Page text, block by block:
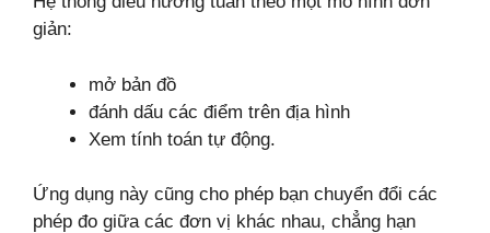
giản:
mở bản đồ
đánh dấu các điểm trên địa hình
Xem tính toán tự động.
Ứng dụng này cũng cho phép bạn chuyển đổi các
phép đo giữa các đơn vị khác nhau, chẳng hạn